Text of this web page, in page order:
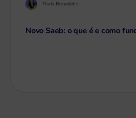
Thaís Benedetti
Novo Saeb: o que é e como